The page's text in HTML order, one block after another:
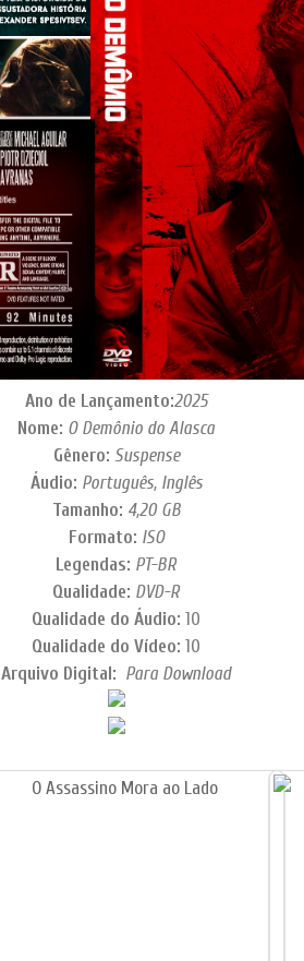
Ano de Lançamento:2025
Nome: O Demônio do Alasca
Gênero: Suspense
Áudio: Português, Inglês
Tamanho: 4,20 GB
Formato: ISO
Legendas: PT-BR
Qualidade: DVD-R
Qualidade do Áudio:10
Qualidade do Vídeo:10
Arquivo Digital: Para Download